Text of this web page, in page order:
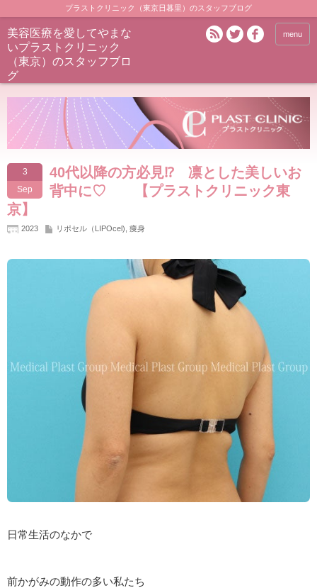
プラストクリニック（東京日暮里）のスタッフブログ
美容医療を愛してやまな
いプラストクリニック
（東京）のスタッフブロ
グ
menu
3
Sep
40代以降の方必見⁉ 凛とした美しいお
背中に♡ 【プラストクリニック東
京】
2023 リポセル（LIPOcel) 痩身
日常生活のなかで
前かがみの動作の多い私たち